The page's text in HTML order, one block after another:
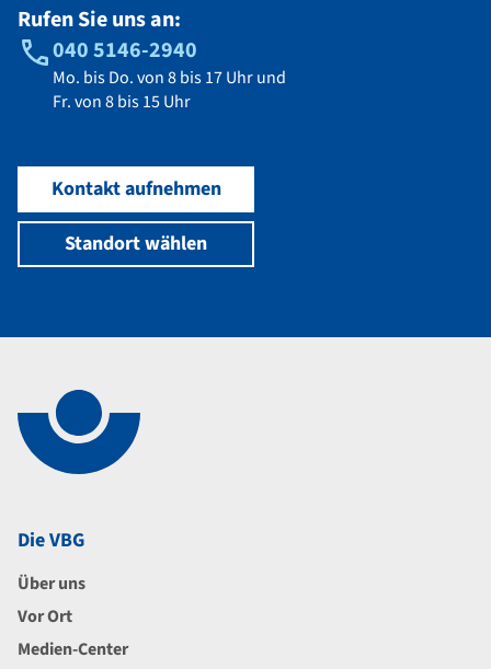
Rufen Sie uns an:
040 5146-2940
Mo. bis Do. von 8 bis 17 Uhr und
Fr. von 8 bis 15 Uhr
Kontakt aufnehmen
Standort wählen
Die VBG
Über uns
Vor Ort
Medien-Center